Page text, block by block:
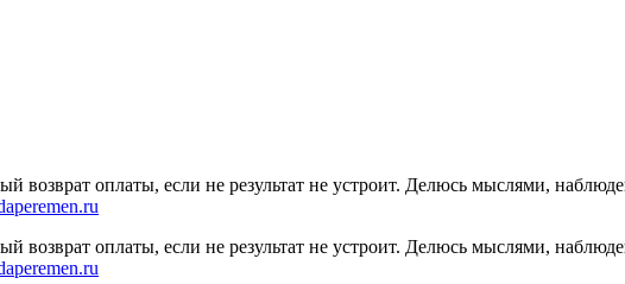
возврат оплаты, если не результат не устроит. Делюсь мыслями,
возврат оплаты, если не результат не устроит. Делюсь мыслями,